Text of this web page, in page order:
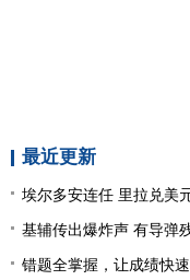
最近更新
埃尔多安连任 里拉兑美
基辅传出爆炸声 有导弹
错题全掌握，让成绩快